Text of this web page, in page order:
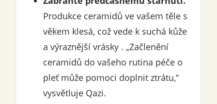
Produkce ceramidů ve vašem těle s
věkem klesá, což vede k suchá kůže
a výraznější vrásky . „Začlenění
ceramidů do vašeho rutina péče o
pleť může pomoci doplnit ztrátu,“
vysvětluje Qazi.